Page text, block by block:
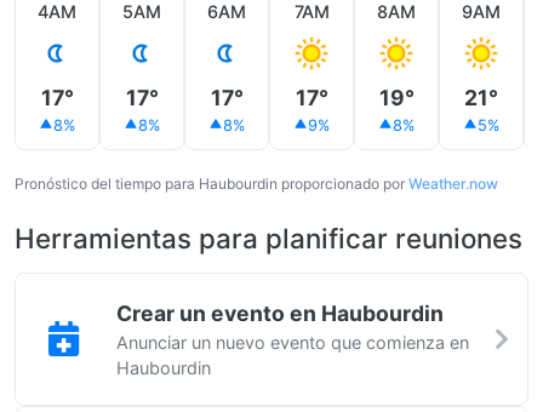
4AM
17°
8%
5AM
17°
8%
6AM
17°
8%
7AM
17°
9%
8AM
19°
8%
9AM
21°
5%
Pronóstico del tiempo para Haubourdin proporcionado por Weather.now
Herramientas para planificar reuniones
Crear un evento en Haubourdin
Anunciar un nuevo evento que comienza en
Haubourdin